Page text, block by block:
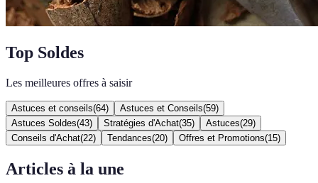
Top Soldes
Les meilleures offres à saisir
Astuces et conseils(64) Astuces et Conseils(59)
Astuces Soldes(43) Stratégies d'Achat(35) Astuces(29)
Conseils d'Achat(22) Tendances(20) Offres et Promotions(15)
Articles à la une